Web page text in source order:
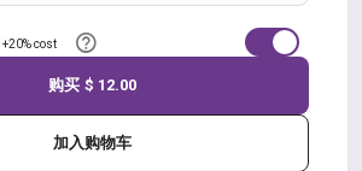
+20% cost
加入购物车
购买 $ 12.00